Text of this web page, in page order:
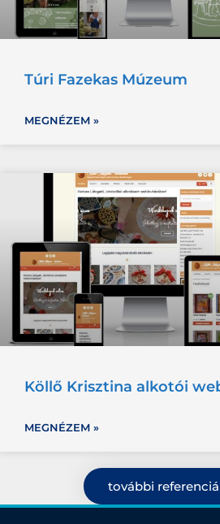
Túri Fazekas Múzeum
MEGNÉZEM »
Köllő Krisztina alkotói
MEGNÉZEM »
további